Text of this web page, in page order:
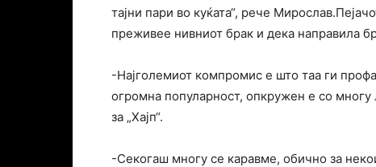
тајни пари во куќата“, рече
преживее нивниот брак и дека направила
-Најголемиот компромис е што таа ги
огромна популарност, опкружен е со
за „Хајп“.
-Секогаш многу се каравме, обично за